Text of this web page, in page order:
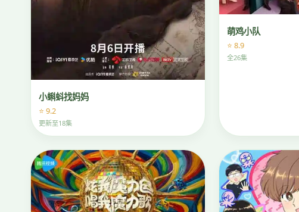
小蝌蚪找妈妈
⭐ 9.2
更新至18集
萌鸡小队
⭐ 8.9
全26集